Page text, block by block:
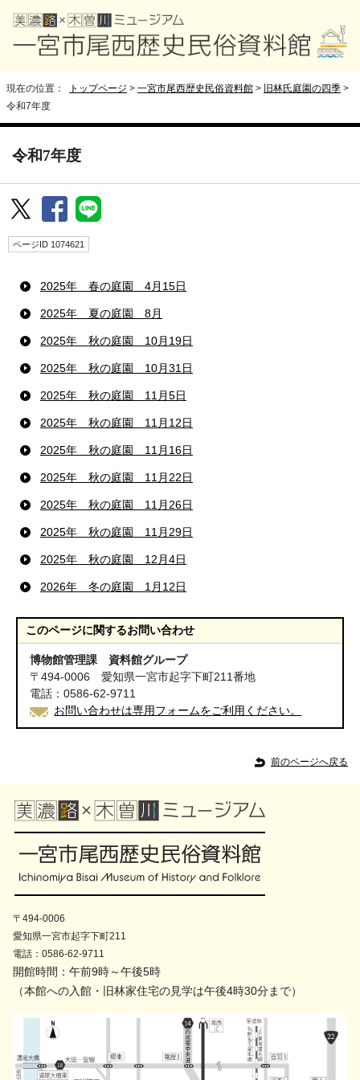
現在の位置： トップページ > 一宮市尾西歴史民俗資料館 > 旧林氏庭園の四季 >
令和7年度
令和7年度
ページID 1074621
2025年 春の庭園 4月15日
2025年 夏の庭園 8月
2025年 秋の庭園 10月19日
2025年 秋の庭園 10月31日
2025年 秋の庭園 11月5日
2025年 秋の庭園 11月12日
2025年 秋の庭園 11月16日
2025年 秋の庭園 11月22日
2025年 秋の庭園 11月26日
2025年 秋の庭園 11月29日
2025年 秋の庭園 12月4日
2026年 冬の庭園 1月12日
このページに関するお問い合わせ
博物館管理課 資料館グループ
〒494-0006 愛知県一宮市起字下町211番地
電話：0586-62-9711
お問い合わせは専用フォームをご利用ください。
前のページへ戻る
〒494-0006
愛知県一宮市起字下町211
電話：0586-62-9711
開館時間：午前9時～午後5時
（本館への入館・旧林家住宅の見学は午後4時30分まで）